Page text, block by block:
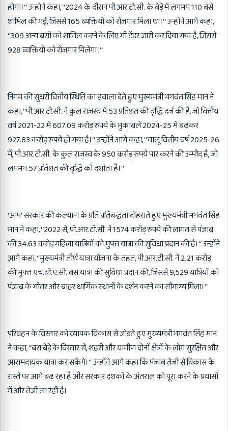
होगा।‘‘ उन्होंने कहा, ‘‘2024 के दौरान पी.आर.टी.सी. के बेड़े में लगभग 110 बसें
शामिल की गईं, जिससे 165 व्यक्तियों को रोजगार मिला था।‘‘ उन्होंने आगे कहा,
‘‘309 अन्य बसों को शामिल करने के लिए भी टेंडर जारी कर दिया गया है, जिससे
928 व्यक्तियों को रोजगार मिलेगा।‘‘
निगम की सुधरी वित्तीय स्थिति का हवाला देते हुए मुख्यमंत्री भगवंत सिंह मान ने
कहा, ‘‘पी.आर.टी.सी. ने कुल राजस्व में 53 प्रतिशत की वृद्धि दर्ज की है, जो वित्तीय
वर्ष 2021-22 में 607.09 करोड़ रुपये के मुकाबले 2024-25 में बढ़कर
927.83 करोड़ रुपये हो गया है।‘‘ उन्होंने आगे कहा, ‘‘चालू वित्तीय वर्ष 2025-26
में, पी.आर.टी.सी. के कुल राजस्व के 950 करोड़ रुपये पार करने की उम्मीद है, जो
लगभग 57 प्रतिशत की वृद्धि को दर्शाता है।‘‘
‘आप‘ सरकार की कल्याण के प्रति प्रतिबद्धता दोहराते हुए मुख्यमंत्री भगवंत सिंह
मान ने कहा, ‘‘2022 से, पी.आर.टी.सी. ने 1574 करोड़ रुपये की लागत से पंजाब
की 34.63 करोड़ महिला यात्रियों को मुफ्त यात्रा की सुविधा प्रदान की है।‘‘ उन्होंने
आगे कहा, ‘‘मुख्यमंत्री तीर्थ यात्रा योजना के तहत, पी.आर.टी.सी. ने 2.21 करोड़
की मुफ्त एच.वी.ए.सी. बस यात्रा की सुविधा प्रदान की, जिससे 9,529 यात्रियों को
पंजाब के भीतर और बाहर धार्मिक स्थानों के दर्शन करने का सौभाग्य मिला।‘‘
परिवहन के विस्तार को व्यापक विकास से जोड़ते हुए मुख्यमंत्री भगवंत सिंह मान
ने कहा, ‘‘बस बेड़े के विस्तार से, शहरी और ग्रामीण दोनों क्षेत्रों के लोग सुरक्षित और
आरामदायक यात्रा कर सकेंगे।‘‘ उन्होंने आगे कहा कि पंजाब तेजी से विकास के
रास्ते पर आगे बढ़ रहा है और सरकार दशकों के अंतराल को पूरा करने के प्रयासों
में और तेजी ला रही है।